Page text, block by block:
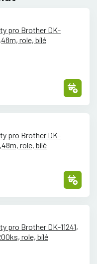
pro Brother DK-
role, bílé
pro Brother DK-
role, bílé
pro Brother DK-11241,
role, bílé